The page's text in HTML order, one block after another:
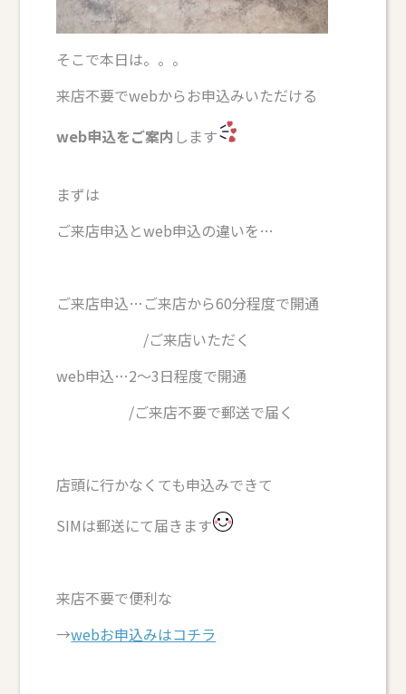
そこで本日は。。。
来店不要でwebからお申込みいただける
web申込をご案内 します
まずは
ご来店申込とweb申込の違いを…
ご来店申込…ご来店から60分程度で開通
/ご来店いただく
web申込…2～3日程度で開通
/ご来店不要で郵送で届く
店頭に行かなくても申込みできて
SIMは郵送にて届きます
来店不要で便利な
→webお申込みはコチラ